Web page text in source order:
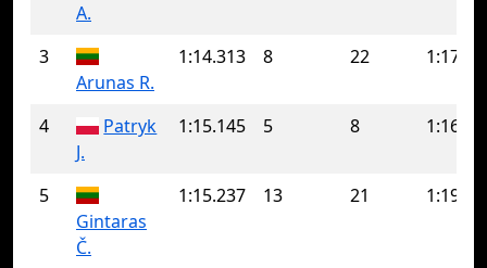
A.
3
Arunas R.
1:14.313 8 22
4
Patryk
J.
1:15.145 5 8
5
Gintaras
Č.
1:15.237 13 21